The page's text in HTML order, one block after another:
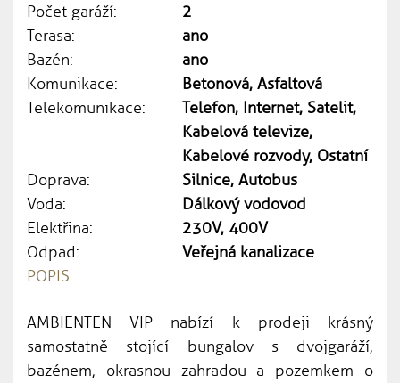
Počet garáží:
2
Terasa:
ano
Bazén:
ano
Komunikace:
Betonová, Asfaltová
Telekomunikace:
Telefon, Internet, Satelit,
Kabelová televize,
Kabelové rozvody, Ostatní
Doprava:
Silnice, Autobus
Voda:
Dálkový vodovod
Elektřina:
230V, 400V
Odpad:
Veřejná kanalizace
POPIS
AMBIENTEN VIP nabízí k prodeji krásný
samostatně stojící bungalov s dvojgaráží,
bazénem, okrasnou zahradou a pozemkem o